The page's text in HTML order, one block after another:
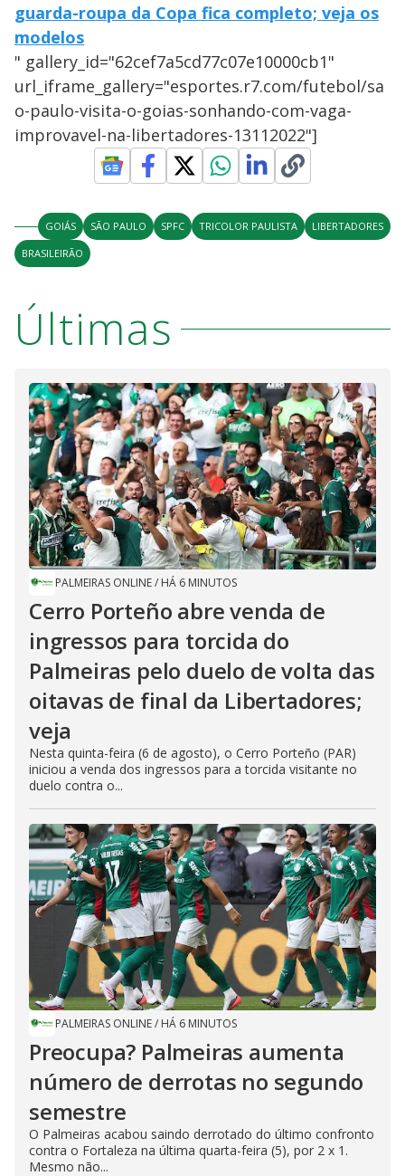
guarda-roupa da Copa fica completo; veja os
modelos
" gallery_id="62cef7a5cd77c07e10000cb1"
url_iframe_gallery="esportes.r7.com/futebol/sa
o-paulo-visita-o-goias-sonhando-com-vaga-
improvavel-na-libertadores-13112022"]
GOIÁS SÃO PAULO SPFC TRICOLOR PAULISTA
LIBERTADORES
BRASILEIRÃO
Últimas
PALMEIRAS ONLINE/ HÁ 6 MINUTOS
Cerro Porteño abre venda de
ingressos para torcida do
Palmeiras pelo duelo de volta das
oitavas de final da Libertadores;
veja
Nesta quinta-feira (6 de agosto), o Cerro Porteño (PAR)
iniciou a venda dos ingressos para a torcida visitante no
duelo contra o...
PALMEIRAS ONLINE/ HÁ 6 MINUTOS
Preocupa? Palmeiras aumenta
número de derrotas no segundo
semestre
O Palmeiras acabou saindo derrotado do último confronto
contra o Fortaleza na última quarta-feira (5), por 2 x 1.
Mesmo não...